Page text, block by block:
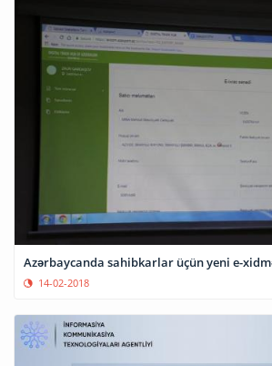
Azərbaycanda sahibkarlar üçün yeni e-
14-02-2018